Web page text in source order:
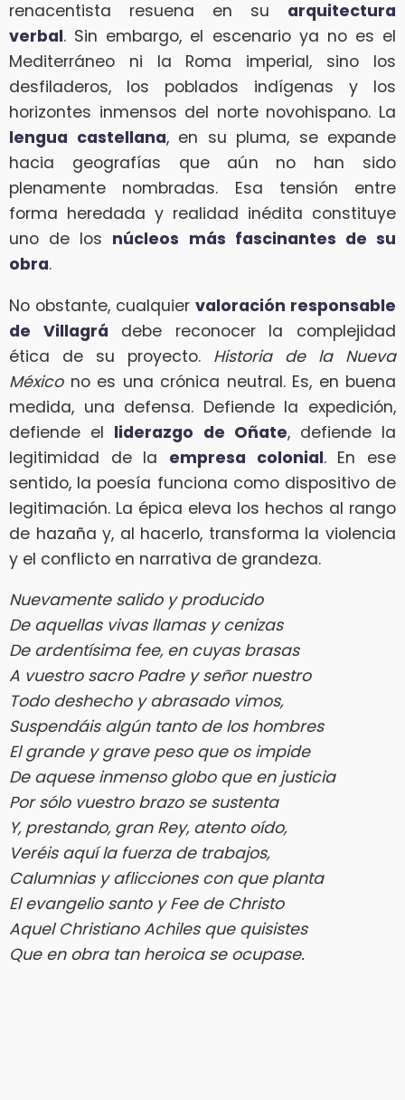
renacentista resuena en su arquitectura
verbal. Sin embargo, el escenario ya no es el
Mediterráneo ni la Roma imperial, sino los
desfiladeros, los poblados indígenas y los
horizontes inmensos del norte novohispano. La
lengua castellana, en su pluma, se expande
hacia geografías que aún no han sido
plenamente nombradas. Esa tensión entre
forma heredada y realidad inédita constituye
uno de los núcleos más fascinantes de su
obra.
No obstante, cualquier valoración responsable
de Villagrá debe reconocer la complejidad
ética de su proyecto. Historia de la Nueva
Méxicono es una crónica neutral. Es, en buena
medida, una defensa. Defiende la expedición,
defiende el liderazgo de Oñate, defiende la
legitimidad de la empresa colonial. En ese
sentido, la poesía funciona como dispositivo de
legitimación. La épica eleva los hechos al rango
de hazaña y, al hacerlo, transforma la violencia
y el conflicto en narrativa de grandeza.
Nuevamente salido y producido
De aquellas vivas llamas y cenizas
De ardentísima fee, en cuyas brasas
A vuestro sacro Padre y señor nuestro
Todo deshecho y abrasado vimos,
Suspendáis algún tanto de los hombres
El grande y grave peso que os impide
De aquese inmenso globo que en justicia
Por sólo vuestro brazo se sustenta
Y, prestando, gran Rey, atento oído,
Veréis aquí la fuerza de trabajos,
Calumnias y aflicciones con que planta
El evangelio santo y Fee de Christo
Aquel Christiano Achiles que quisistes
Que en obra tan heroica se ocupase.